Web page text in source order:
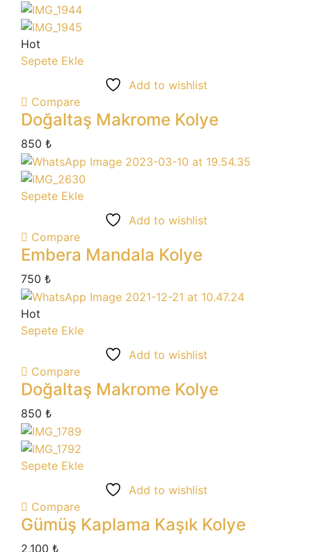
Hot
Sepete Ekle
Add to wishlist
Compare
Doğaltaş Makrome Kolye
850 ₺
Sepete Ekle
Add to wishlist
Compare
Embera Mandala Kolye
750 ₺
Hot
Sepete Ekle
Add to wishlist
Compare
Doğaltaş Makrome Kolye
850 ₺
Sepete Ekle
Add to wishlist
Compare
Gümüş Kaplama Kaşık Kolye
2,100 ₺